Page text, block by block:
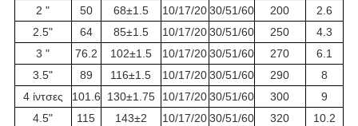
2 " 50 68±1.5 10/17/2030/51/60 200
2.6
2.5"
64 85±1.5 10/17/2030/51/60 250
4.3
3 "
76.2 102±1.5 10/17/2030/51/60 270
6.1
3.5"
89 116±1.5 10/17/2030/51/60 290
8
4 ίντσες
101.6 130±1.75 10/17/2030/51/60 300
9
4.5"
115 143±2 10/17/2030/51/60 320
10.2